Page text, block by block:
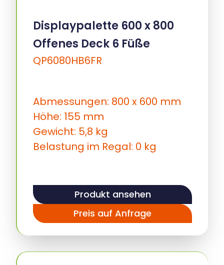
Displaypalette 600 x 800
Offenes Deck 6 Füße
QP6080HB6FR
Abmessungen: 800 x 600 mm
Höhe: 155 mm
Gewicht: 5,8 kg
Belastung im Regal: 0 kg
Produkt ansehen
Preis auf Anfrage